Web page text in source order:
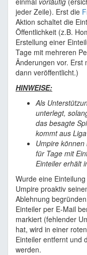
jeder Zeile). Erst die
Aktion schaltet die
Öffentlichkeit (z.B.
Erstellung einer
Tage mit mehreren
Änderungen vor. Erst
dann veröffentlicht.)
HINWEISE:
Als
unterlegt,
das besagte
kommt aus
Umpire
für Tage mit
Einteiler erhält
Wurde eine
Umpire proaktiv
Ablehnung
Einteiler per E-Mail
markiert (fehlender
hat, wird in einer
Einteiler entfernt und
werden.